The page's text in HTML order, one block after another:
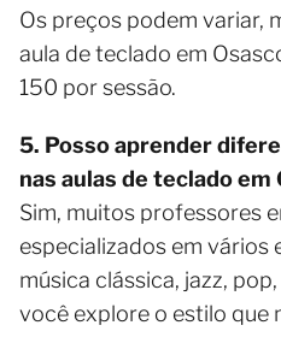
Os preços podem variar,
aula de teclado em
150 por sessão.
5. Posso aprender
nas aulas de teclado em
Sim, muitos professores
especializados em vários
música clássica, jazz,
você explore o estilo que